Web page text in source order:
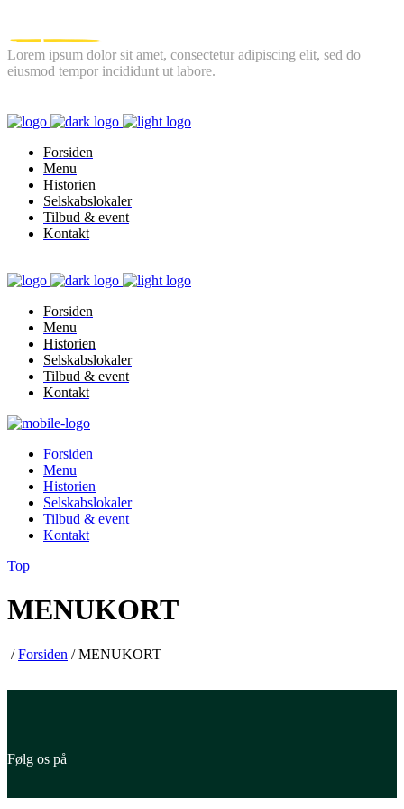
Lorem ipsum dolor sit amet, consectetur adipiscing elit, sed do
eiusmod tempor incididunt ut labore.
Forsiden
Menu
Historien
Selskabslokaler
Tilbud & event
Kontakt
Forsiden
Menu
Historien
Selskabslokaler
Tilbud & event
Kontakt
Forsiden
Menu
Historien
Selskabslokaler
Tilbud & event
Kontakt
Top
MENUKORT
/Forsiden /MENUKORT
Følg os på